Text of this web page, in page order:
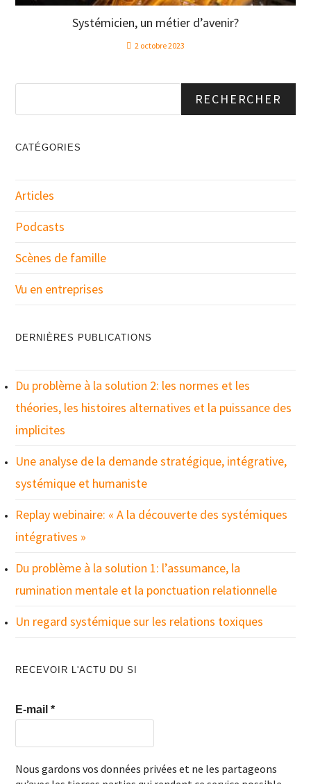
Systémicien, un métier d’avenir?
2 octobre 2023
RECHERCHER
CATÉGORIES
Articles
Podcasts
Scènes de famille
Vu en entreprises
DERNIÈRES PUBLICATIONS
Du problème à la solution 2: les normes et les
théories, les histoires alternatives et la puissance des
implicites
Une analyse de la demande stratégique, intégrative,
systémique et humaniste
Replay webinaire: « A la découverte des systémiques
intégratives »
Du problème à la solution 1: l’assumance, la
rumination mentale et la ponctuation relationnelle
Un regard systémique sur les relations toxiques
RECEVOIR L'ACTU DU SI
E-mail*
Nous gardons vos données privées et ne les partageons